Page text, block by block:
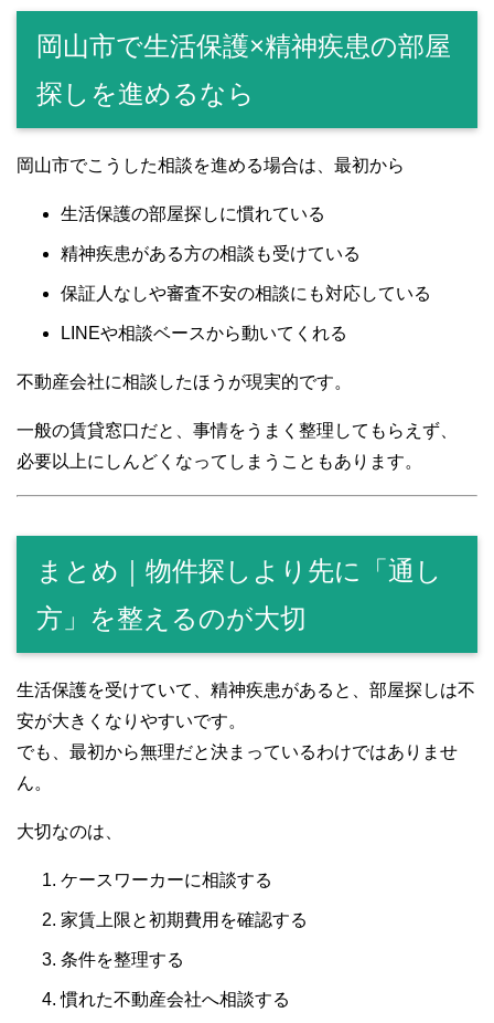
岡山市で生活保護×精神疾患の部屋
探しを進めるなら
岡山市でこうした相談を進める場合は、最初から
生活保護の部屋探しに慣れている
精神疾患がある方の相談も受けている
保証人なしや審査不安の相談にも対応している
LINEや相談ベースから動いてくれる
不動産会社に相談したほうが現実的です。
一般の賃貸窓口だと、事情をうまく整理してもらえず、
必要以上にしんどくなってしまうこともあります。
まとめ｜物件探しより先に「通し
方」を整えるのが大切
生活保護を受けていて、精神疾患があると、部屋探しは不
安が大きくなりやすいです。
でも、最初から無理だと決まっているわけではありませ
ん。
大切なのは、
ケースワーカーに相談する
家賃上限と初期費用を確認する
条件を整理する
慣れた不動産会社へ相談する